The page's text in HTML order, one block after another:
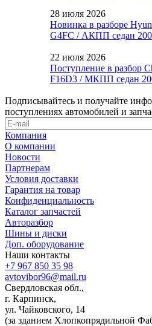
28 июля 2026
Новинка в разборе
G4FC / АКПП седан
22 июля 2026
Поступление в разбор
F16D3 / МКПП седан
Подписывайтесь и получайте
поступлениях автомобилей и
Компания
О компании
Новости
Партнерам
Условия доставки
Гарантия на товар
Конфиденциальность
Каталог запчастей
Авторазбор
Шины и диски
Доп. оборудование
Наши контакты
+7 967 850 35 98
avtovibor96@mail.ru
Свердловская обл.,
г. Карпинск,
ул. Чайковского, 14
(за зданием Хлопкопрядильной